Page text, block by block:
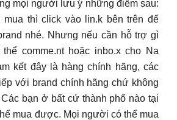
mọi người lưu ý những điểm sau:
mua thì click vào lin.k bên trên để
nhé. Nhưng nếu cần hỗ trợ gì
comme.nt hoặc inbo.x cho Na
kết đây là hàng chính hãng, các
với brand chính hãng chứ không
bạn ở bất cứ thành phố nào tại
mua được. Mọi người có thể mua